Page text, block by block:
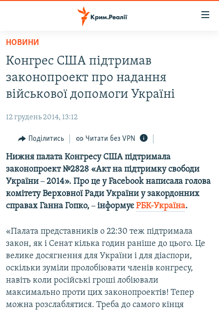
Перейти
основного
матеріалу
Перейти
до
основної
навігації
Перейти
пошуку
ВОДА.КРИМ
ВІДЕО ТА ФОТО
БЛОГИ
ПОГЛЯД
ІНТЕРВ'Ю
ВСЕ ЗА ДЕНЬ
СПЕЦПРОЕКТИ
ДЕПОРТАЦІЯ
ВІДЕОУРОКИ «ELIFBE»
СВІДЧЕННЯ ОКУПАЦІЇ
УКРАЇНСЬКА ПРОБЛЕМА КРИМУ
ІНФОГРАФІКА
ЯК ОБІЙТИ БЛОКУВАННЯ
Русский
Qırımtatar
ДОЛУЧАЙСЯ!
НОВИНИ
Конгрес США підтримав
законопроект про надання
військової допомоги Україні
12 грудень 2014, 13:12
Поділитись Читати без VPN
Нижня палата Конгресу США підтримала
законопроект №2828 «Акт на підтримку свободи
України –2014». Про це у Facebook написала голова
комітету Верховної Ради України у закордонних
справах Ганна Гопко, –інформуєРБК-Україна.
«Палата представників о 22:30 теж підтримала
закон, як і Сенат кілька годин раніше до цього. Це
велике досягнення для України і для діаспори,
оскільки зуміли пролобіювати членів конгресу,
навіть коли російські гроші лобіювали
максимально проти цих законопроектів! Тепер
можна розслаблятися. Треба до самого кінця